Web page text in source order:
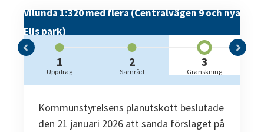
Vilunda 1:320 med flera (Centralvägen 9 och nya
Elis park)
1
Uppdrag
2
Samråd
3
Granskning
Kommunstyrelsens planutskott beslutade
den 21 januari 2026 att sända förslaget på